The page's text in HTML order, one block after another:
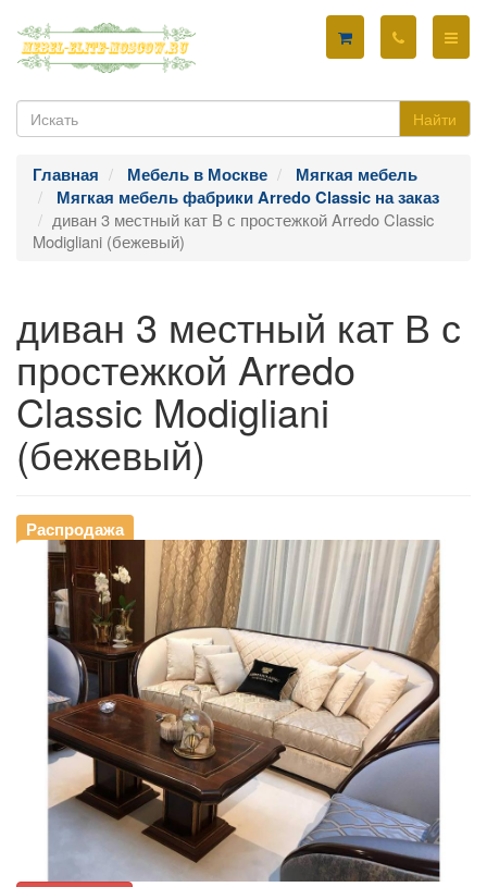
Найти
Главная Мебель в Москве
Мягкая мебель
Мягкая мебель фабрики Arredo Classic на заказ
диван 3 местный кат В с простежкой Arredo Classic
Modigliani (бежевый)
диван 3 местный кат В с
простежкой Arredo
Classic Modigliani
(бежевый)
Распродажа